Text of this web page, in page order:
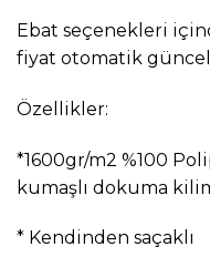
Ebat seçenekleri
fiyat otomatik
Özellikler:
*1600gr/m2 %100
kumaşlı dokuma
* Kendinden saçaklı